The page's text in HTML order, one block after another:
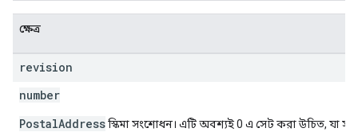
ক্ষেত্র
revision
number
PostalAddressস্কিমা সংশোধন। এটি অবশ্যই 0 এ সেট করা উচিত, যা